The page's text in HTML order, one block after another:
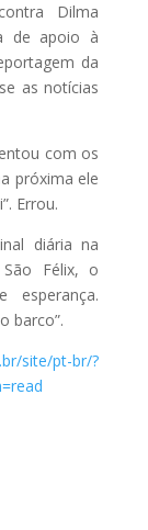
Dilma
de apoio à
da
as notícias
com os
próxima ele
Errou.
diária na
Félix, o
esperança.
barco”.
site/pt-br/?